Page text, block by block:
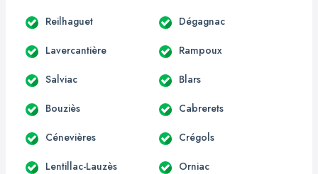
Reilhaguet Dégagnac
Lavercantière Rampoux
Salviac Blars
Bouziès Cabrerets
Cénevières Crégols
Lentillac-Lauzès Orniac